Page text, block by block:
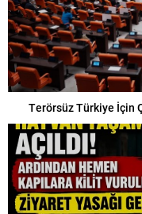
Terörsüz Türkiye İçin